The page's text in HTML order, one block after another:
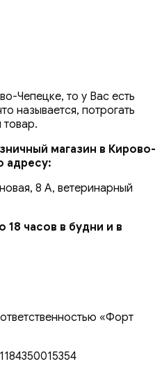
Чепецке, то у Вас есть
называется, потрогать
магазин в Кирово-
адресу:
8 А, ветеринарный
18 часов в будни и в
«Форт
1184350015354